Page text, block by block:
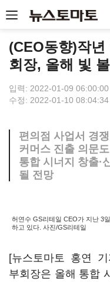
(CEO동향)작
회장, 올해 빛
입력: 2022-01-09 06:00:00
수정: 2022-01-10 08:04:34
편의점 사업서 경
커머스 진출 의문도
통합 시너지 창출·
될 전망
허연수 GS리테일 CEO가 지난 3
하고 있다. 사진/GS리테일
[뉴스토마토 홍연
부회장은 올해 통합